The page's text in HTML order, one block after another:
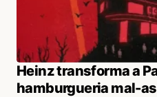
Heinz transforma a
hamburgueria mal-